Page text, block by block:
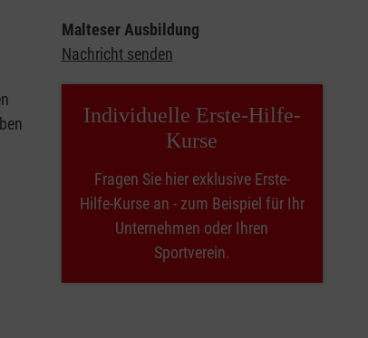
Malteser Ausbildung
Nachricht senden
Individuelle Erste-Hilfe-
Kurse
Fragen Sie hier exklusive Erste-
Hilfe-Kurse an - zum Beispiel für Ihr
Unternehmen oder Ihren
Sportverein.